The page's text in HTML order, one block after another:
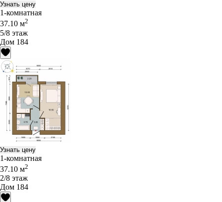
Узнать цену
1-комнатная
37.10 м2
5/8 этаж
Дом 184
Узнать цену
1-комнатная
37.10 м2
2/8 этаж
Дом 184